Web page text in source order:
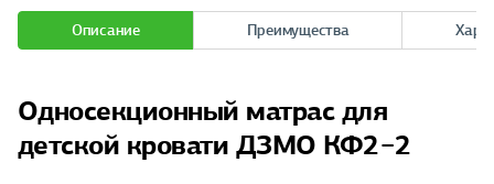
Описание Преимущества
Односекционный матрас для
детской кровати ДЗМО КФ2−2